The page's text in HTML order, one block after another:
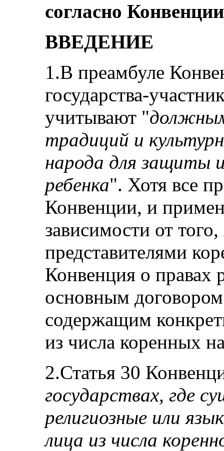
согласно Конвенции
ВВЕДЕНИЕ
1.В преамбуле
государства-
учитывают "
традиций и
народа для защиты
ребенка". Хотя все
Конвенции, и
зависимости от
представителями
Конвенция о правах
основным
содержащим
из числа коренных
2.Статья 30
государствах, где
религиозные или
лица из числа